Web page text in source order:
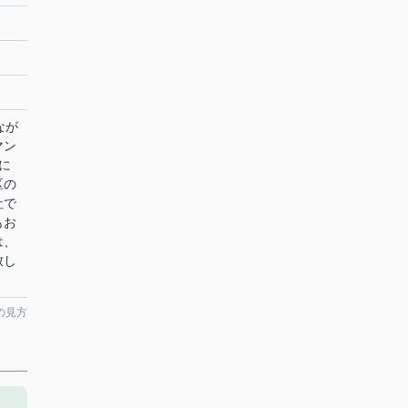
が
ン
の
で
お
見方